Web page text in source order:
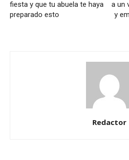
fiesta y que tu abuela te haya
preparado esto
a un
y
Redactor